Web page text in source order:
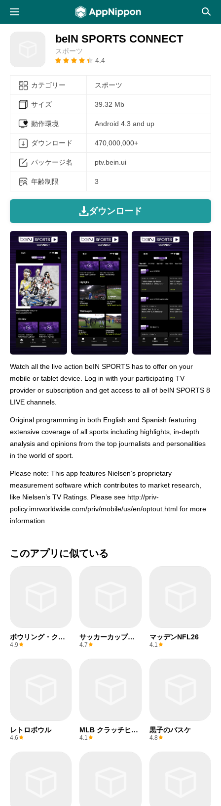
beIN SPORTS CONNECT
スポーツ
4.4
カテゴリー スポーツ
サイズ 39.32 Mb
動作環境 Android 4.3 and up
ダウンロード 470,000,000+
パッケージ名 ptv.bein.ui
年齢制限 3
ダウンロード
Watch all the live action beIN SPORTS has to offer on your
mobile or tablet device. Log in with your participating TV
provider or subscription and get access to all of beIN SPORTS 8
LIVE channels.
Original programming in both English and Spanish featuring
extensive coverage of all sports including highlights, in-depth
analysis and opinions from the top journalists and personalities
in the world of sport.
Please note: This app features Nielsen’s proprietary
measurement software which contributes to market research,
like Nielsen’s TV Ratings. Please see http://priv-
policy.imrworldwide.com/priv/mobile/us/en/optout.html for more
information
このアプリに似ている
ボウリング・クル
ー
4.9
サッカーカップ
2025
4.7
マッデンNFL26
4.1
レトロボウル
4.6
MLB クラッチヒッ
トベースボール 24
4.1
黒子のバスケ
4.8